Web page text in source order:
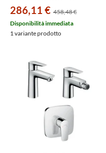
286,11 € 458,48 €
Disponibilità immediata
1 variante prodotto